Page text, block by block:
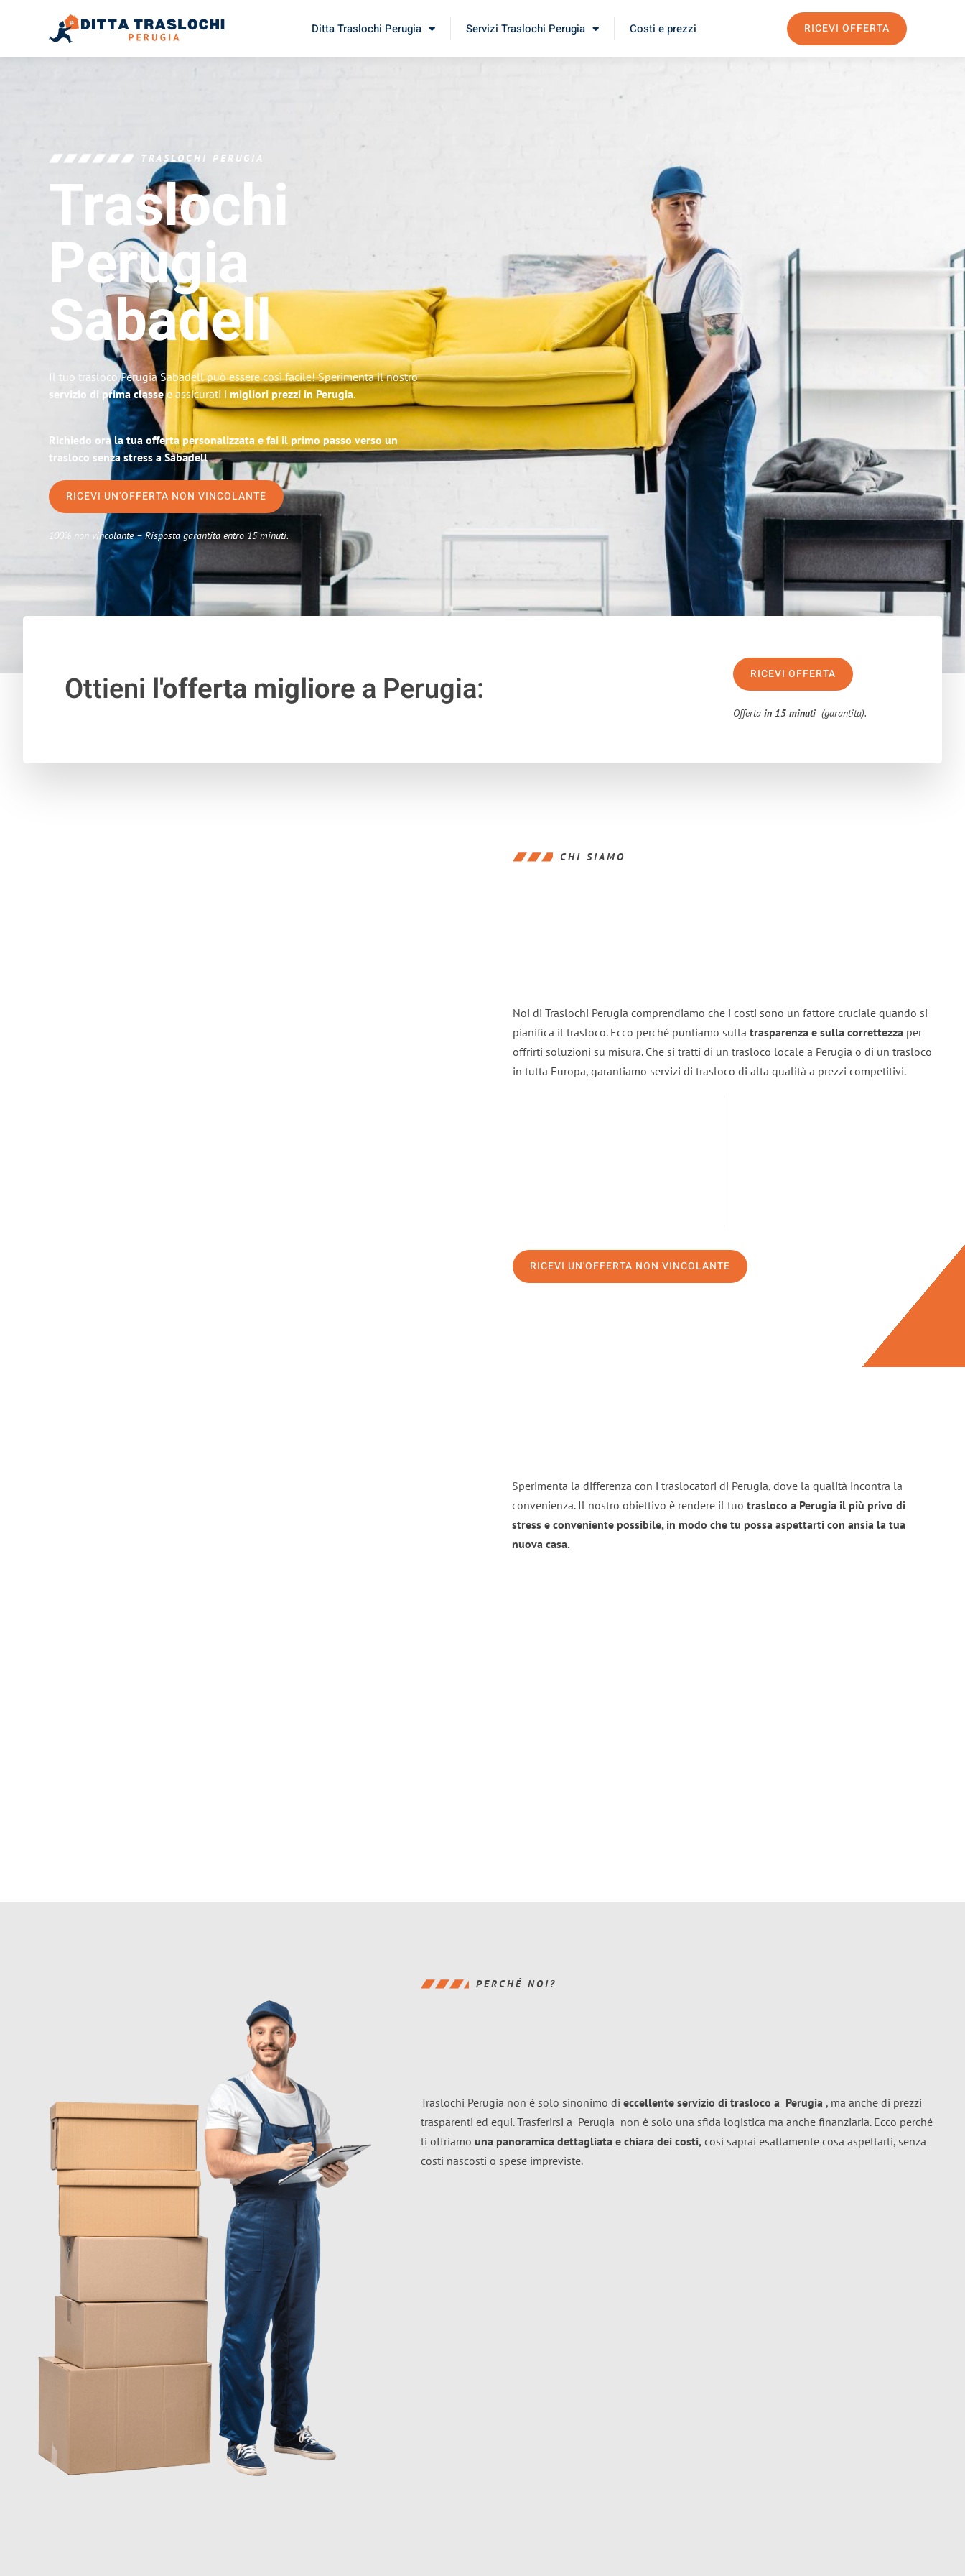
Ditta Traslochi Perugia Servizi Traslochi Perugia Costi e prezzi RICEVI OFFERTA
TRASLOCHI PERUGIA
Traslochi
Perugia
Sabadell
Il tuo trasloco Perugia Sabadell può essere così facile! Sperimenta il nostro
servizio di prima classee assicurati i migliori prezzi in Perugia.
Richiedo ora la tua offerta personalizzata e fai il primo passo verso un
trasloco senza stress a Sabadell
RICEVI UN'OFFERTA NON VINCOLANTE
100% non vincolante – Risposta garantita entro 15 minuti.
Ottieni l'offerta migliorea Perugia: RICEVI OFFERTA
Offertain 15 minuti (garantita).
CHI SIAMO
Noi di Traslochi Perugia comprendiamo che i costi sono un fattore cruciale quando si
pianifica il trasloco. Ecco perché puntiamo sulla trasparenza e sulla correttezza per
offrirti soluzioni su misura. Che si tratti di un trasloco locale a Perugia o di un trasloco
in tutta Europa, garantiamo servizi di trasloco di alta qualità a prezzi competitivi.
RICEVI UN'OFFERTA NON VINCOLANTE
Sperimenta la differenza con i traslocatori di Perugia, dove la qualità incontra la
convenienza. Il nostro obiettivo è rendere il tuo trasloco a Perugia il più privo di
stress e conveniente possibile, in modo che tu possa aspettarti con ansia la tua
nuova casa.
PERCHÉ NOI?
Traslochi Perugia non è solo sinonimo di eccellente servizio di trasloco a Perugia , ma anche di prezzi
trasparenti ed equi. Trasferirsi a Perugia non è solo una sfida logistica ma anche finanziaria. Ecco perché
ti offriamo una panoramica dettagliata e chiara dei costi, così saprai esattamente cosa aspettarti, senza
costi nascosti o spese impreviste.